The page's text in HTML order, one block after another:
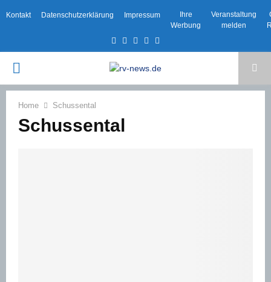
Kontakt Datenschutzerklärung Impressum
Ihre
Werbung
Veranstaltung
melden
Facebook
TwitterInstagram
Email
PRIMARY
MENU
Home Schussental
Schussental